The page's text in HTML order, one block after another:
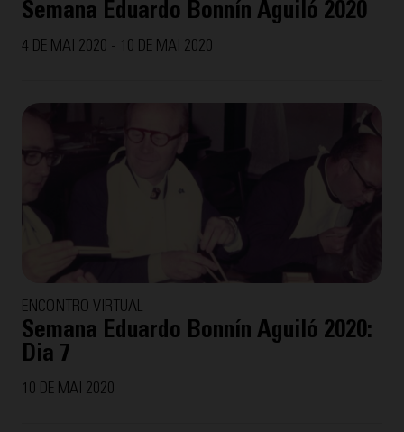
Semana Eduardo Bonnín Aguiló 2020
4 DE MAI 2020 - 10 DE MAI 2020
ENCONTRO VIRTUAL
Semana Eduardo Bonnín Aguiló 2020:
Dia 7
10 DE MAI 2020